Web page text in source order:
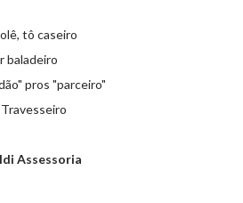
tô caseiro
baladeiro
pros "parceiro"
Assessoria